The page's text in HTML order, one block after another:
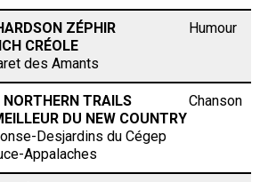
ZÉPHIR
CRÉOLE
des Amants
Humour
NORTHERN TRAILS
DU NEW COUNTRY
Desjardins du Cégep
Appalaches
Chanson